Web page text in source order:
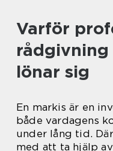
Varför
lönar sig
En markis är en
både vardagens
under lång tid.
med att ta hjälp